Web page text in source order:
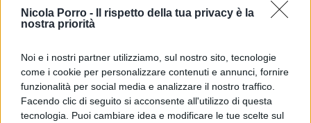
Nicola Porro -
Il rispetto della tua privacy è la
nostra priorità
Noi e i nostri partner utilizziamo, sul nostro sito, tecnologie
come i cookie per personalizzare contenuti e annunci, fornire
funzionalità per social media e analizzare il nostro traffico.
Facendo clic di seguito si acconsente all'utilizzo di questa
tecnologia. Puoi cambiare idea e modificare le tue scelte sul
dell’assistenza come obbligo sociale da scaricare
istanza sulle tasche del contribuente), del blocco
dei cantieri e ora perfino del salario minimo,
oscenità parasovietica benedetta anche dalla
neopresidente della Commissione Europea,